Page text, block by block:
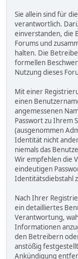
Sie allein sind für
verantwortlich.
einverstanden, die
Forums und
halten. Die
formellen
Nutzung dieses
Mit einer
einen
angemessenen
Passwort zu Ihrem
(ausgenommen
Identität nicht
niemals das
Wir empfehlen die
eindeutigen
Identitätsdiebstahl
Nach Ihrer
ein detailliertes
Verantwortung,
Informationen
den Betreibern
anstößig
Ankündigung